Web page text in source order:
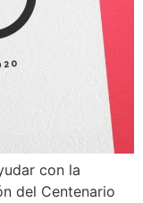
con la
del Centenario